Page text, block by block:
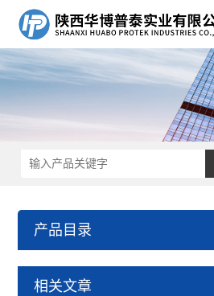
产品目录
密度测量方案
相关文章